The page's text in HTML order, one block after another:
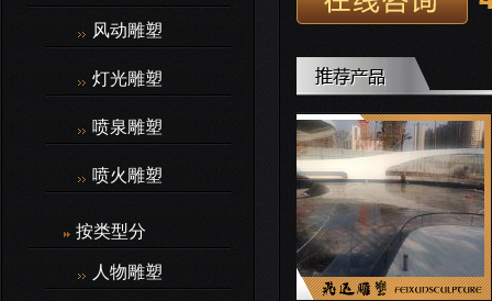
风动雕塑
灯光雕塑
喷泉雕塑
喷火雕塑
按类型分
人物雕塑